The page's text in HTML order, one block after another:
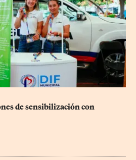
de sensibilización con